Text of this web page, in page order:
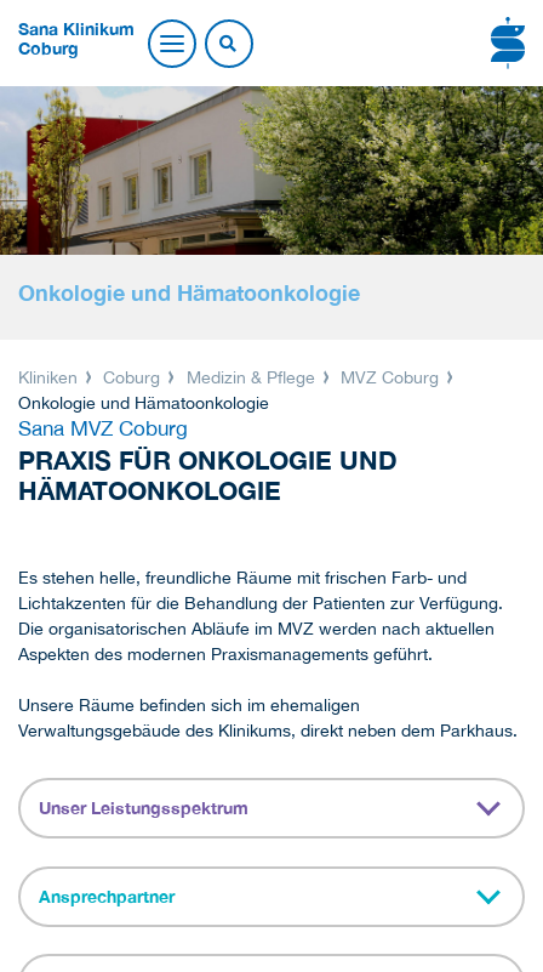
Sana Klinikum
Coburg
Onkologie und Hämatoonkologie
Kliniken Coburg Medizin & Pflege
MVZ Coburg
Onkologie und Hämatoonkologie
Sana MVZ Coburg
PRAXIS FÜR ONKOLOGIE UND
HÄMATOONKOLOGIE
Es stehen helle, freundliche Räume mit frischen Farb- und
Lichtakzenten für die Behandlung der Patienten zur Verfügung.
Die organisatorischen Abläufe im MVZ werden nach aktuellen
Aspekten des modernen Praxismanagements geführt.
Unsere Räume befinden sich im ehemaligen
Verwaltungsgebäude des Klinikums, direkt neben dem Parkhaus.
Unser Leistungsspektrum
Ansprechpartner